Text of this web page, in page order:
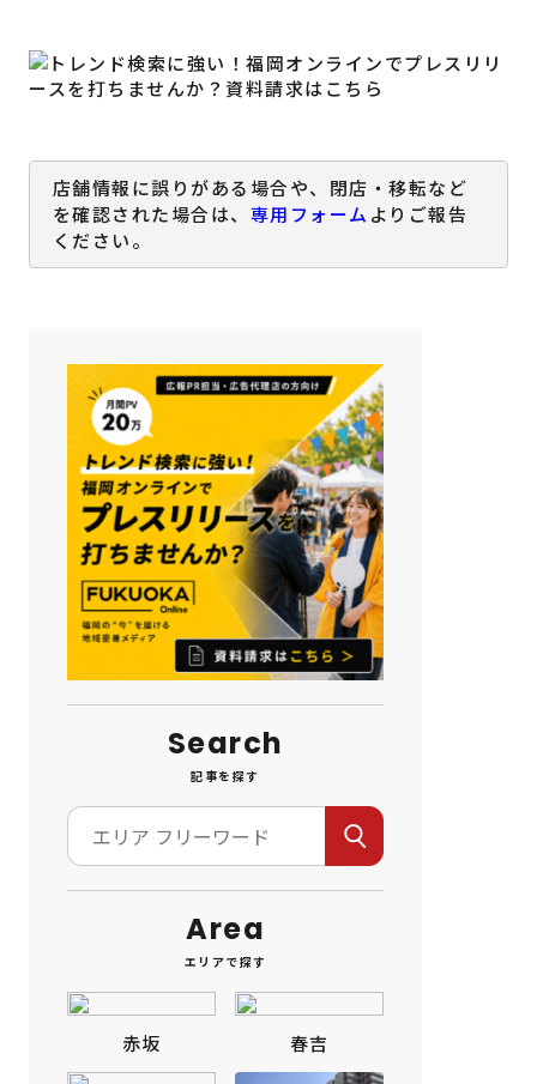
店舗情報に誤りがある場合や、閉店・移転など
を確認された場合は、 専用フォーム よりご報告
ください。
Search
記事を探す
Area
エリアで探す
赤坂 春吉